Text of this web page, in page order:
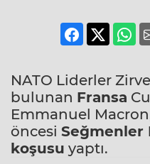
NATO Liderler
bulunan Fransa
Emmanuel
öncesi Seğmenler
koşusu yaptı.